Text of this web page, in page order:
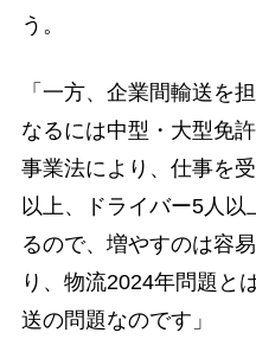
う。
「一方、企業間輸送を
なるには中型・大型免
事業法により、仕事を
以上、ドライバー5人
るので、増やすのは容
り、物流2024年問題と
送の問題なのです」